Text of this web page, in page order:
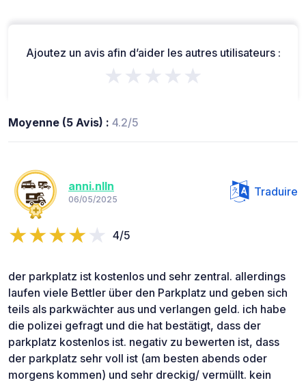
Ajoutez un avis afin d’aider les autres utilisateurs :
★★★★★
Moyenne (5 Avis) : 4.2/5
anni.nlln
06/05/2025
Traduire
4/5
der parkplatz ist kostenlos und sehr zentral. allerdings
laufen viele Bettler über den Parkplatz und geben sich
teils als parkwächter aus und verlangen geld. ich habe
die polizei gefragt und die hat bestätigt, dass der
parkplatz kostenlos ist. negativ zu bewerten ist, dass
der parkplatz sehr voll ist (am besten abends oder
morgens kommen) und sehr dreckig/ vermüllt. kein